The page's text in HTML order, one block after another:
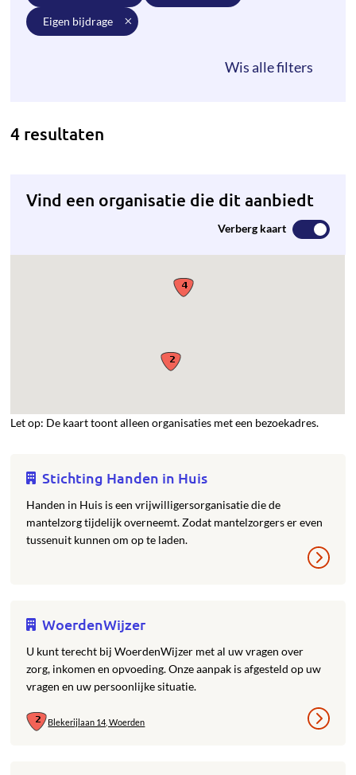
eigen bijdrage
4 resultaten
Vind een organisatie die dit aanbiedt
Verberg kaart
Let op: De kaart toont alleen organisaties met een bezoekadres.
Stichting Handen in Huis
Handen in Huis is een vrijwilligersorganisatie die de
mantelzorg tijdelijk overneemt. Zodat mantelzorgers er even
tussenuit kunnen om op te laden.
WoerdenWijzer
U kunt terecht bij WoerdenWijzer met al uw vragen over
zorg, inkomen en opvoeding. Onze aanpak is afgesteld op uw
vragen en uw persoonlijke situatie.
Blekerijlaan 14, Woerden